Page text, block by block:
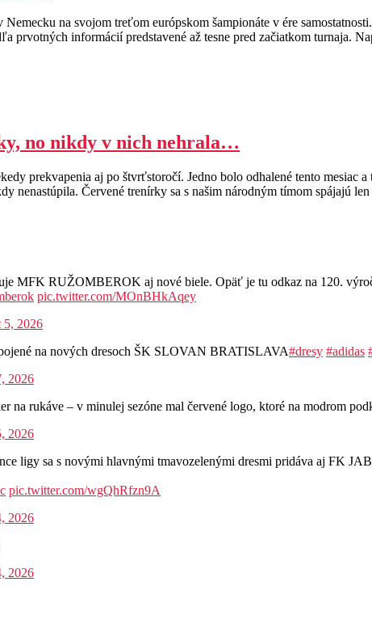
Nemecku na svojom treťom európskom šampionáte v ére
prvotných informácií predstavené až tesne pred začiatkom turnaja.
no nikdy v nich nehrala…
prekvapenia aj po štvrťstoročí. Jedno bolo odhalené tento mesiac
nenastúpila. Červené trenírky sa s našim národným tímom spájajú
MFK RUŽOMBEROK aj nové biele. Opäť je tu odkaz na 120.
pic.twitter.com/MOnBHkAqey
5, 2026
na nových dresoch ŠK SLOVAN BRATISLAVA#dresy #adidas
2026
na rukáve – v minulej sezóne mal červené logo, ktoré na modrom
2026
ligy sa s novými hlavnými tmavozelenými dresmi pridáva aj FK
pic.twitter.com/wgQhRfzn9A
2026
2026